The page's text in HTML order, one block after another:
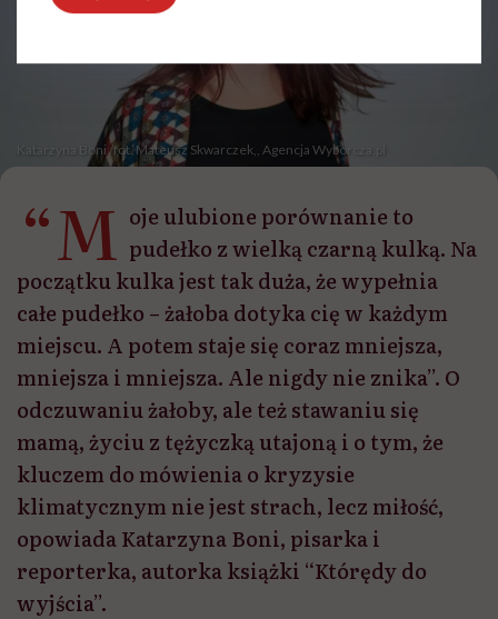
Katarzyna Boni /fot. Mateusz Skwarczek,, Agencja Wyborcza.pl
“M oje ulubione porównanie to
pudełko z wielką czarną kulką. Na
początku kulka jest tak duża, że wypełnia
całe pudełko – żałoba dotyka cię w każdym
miejscu. A potem staje się coraz mniejsza,
mniejsza i mniejsza. Ale nigdy nie znika”. O
odczuwaniu żałoby, ale też stawaniu się
mamą, życiu z tężyczką utajoną i o tym, że
kluczem do mówienia o kryzysie
klimatycznym nie jest strach, lecz miłość,
opowiada Katarzyna Boni, pisarka i
reporterka, autorka książki “Którędy do
wyjścia”.